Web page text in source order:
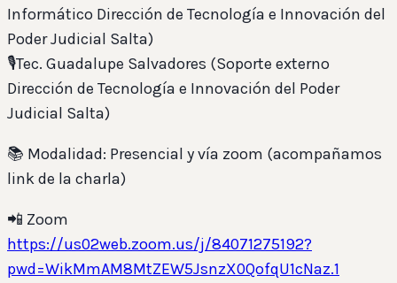
Informático Dirección de Tecnología e Innovación del
Poder Judicial Salta)
🎙️Tec. Guadalupe Salvadores (Soporte externo
Dirección de Tecnología e Innovación del Poder
Judicial Salta)
📚 Modalidad: Presencial y vía zoom (acompañamos
link de la charla)
📲 Zoom
https://us02web.zoom.us/j/84071275192?
pwd=WikMmAM8MtZEW5JsnzX0QofqU1cNaz.1